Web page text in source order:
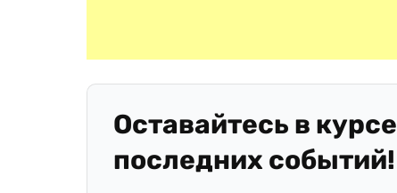
Оставайтесь в курсе
последних событий!